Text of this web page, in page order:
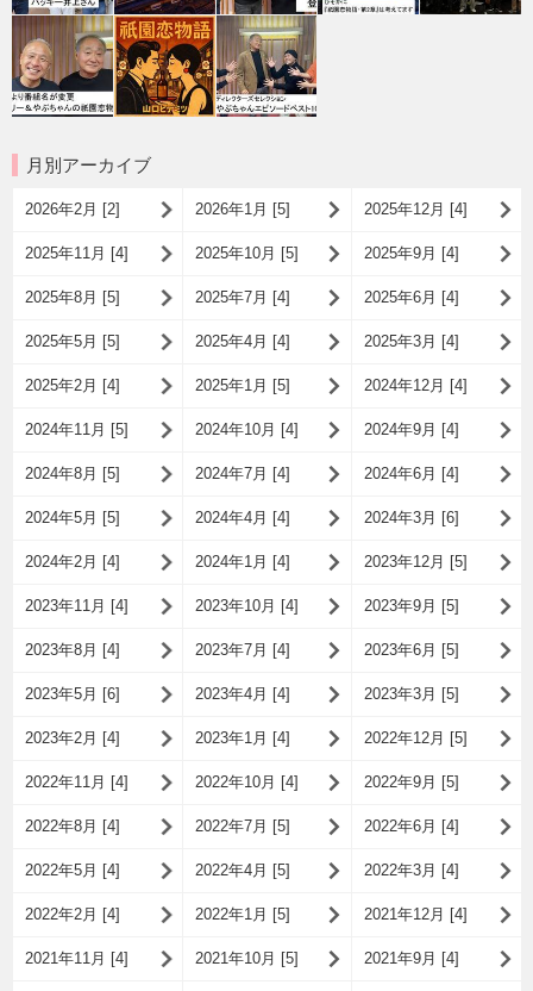
月別アーカイブ
2026年2月 [2] 2026年1月 [5] 2025年12月 [4]
2025年11月 [4] 2025年10月 [5] 2025年9月 [4]
2025年8月 [5] 2025年7月 [4] 2025年6月 [4]
2025年5月 [5] 2025年4月 [4] 2025年3月 [4]
2025年2月 [4] 2025年1月 [5] 2024年12月 [4]
2024年11月 [5] 2024年10月 [4] 2024年9月 [4]
2024年8月 [5] 2024年7月 [4] 2024年6月 [4]
2024年5月 [5] 2024年4月 [4] 2024年3月 [6]
2024年2月 [4] 2024年1月 [4] 2023年12月 [5]
2023年11月 [4] 2023年10月 [4] 2023年9月 [5]
2023年8月 [4] 2023年7月 [4] 2023年6月 [5]
2023年5月 [6] 2023年4月 [4] 2023年3月 [5]
2023年2月 [4] 2023年1月 [4] 2022年12月 [5]
2022年11月 [4] 2022年10月 [4] 2022年9月 [5]
2022年8月 [4] 2022年7月 [5] 2022年6月 [4]
2022年5月 [4] 2022年4月 [5] 2022年3月 [4]
2022年2月 [4] 2022年1月 [5] 2021年12月 [4]
2021年11月 [4] 2021年10月 [5] 2021年9月 [4]